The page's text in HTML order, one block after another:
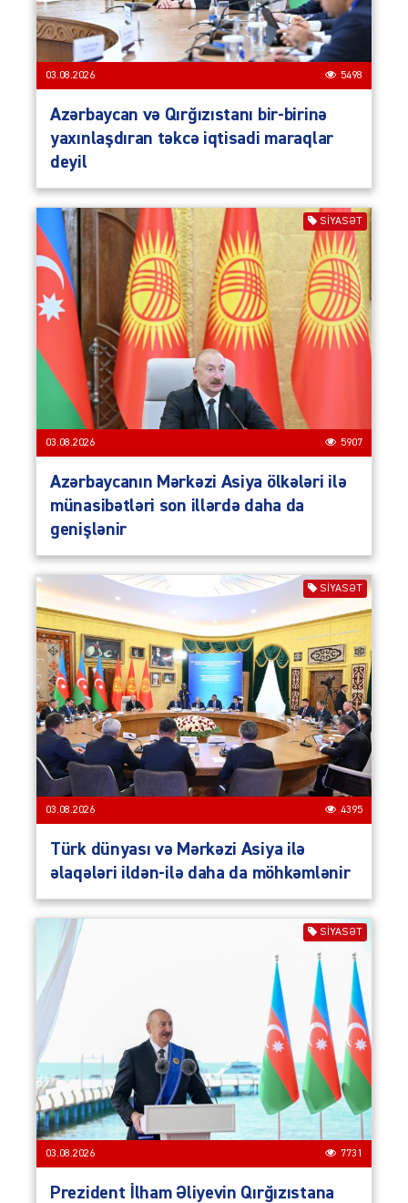
03.08.2026 5498
Azərbaycan və Qırğızıstanı bir-birinə
yaxınlaşdıran təkcə iqtisadi maraqlar
deyil
SIYASƏT
03.08.2026 5907
Azərbaycanın Mərkəzi Asiya ölkələri ilə
münasibətləri son illərdə daha da
genişlənir
SIYASƏT
03.08.2026 4395
Türk dünyası və Mərkəzi Asiya ilə
əlaqələri ildən-ilə daha da möhkəmlənir
SIYASƏT
03.08.2026 7731
Prezident İlham Əliyevin Qırğızıstana